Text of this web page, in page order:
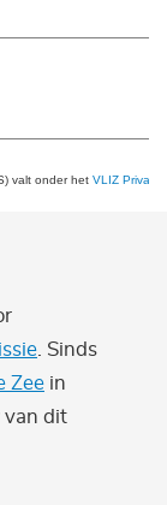
valt onder het VLIZ Privacy
. Sinds
Zee in
van dit